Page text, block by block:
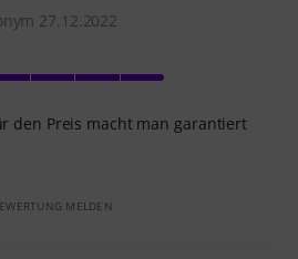
27.12.2022
den Preis macht man garantiert
MELDEN